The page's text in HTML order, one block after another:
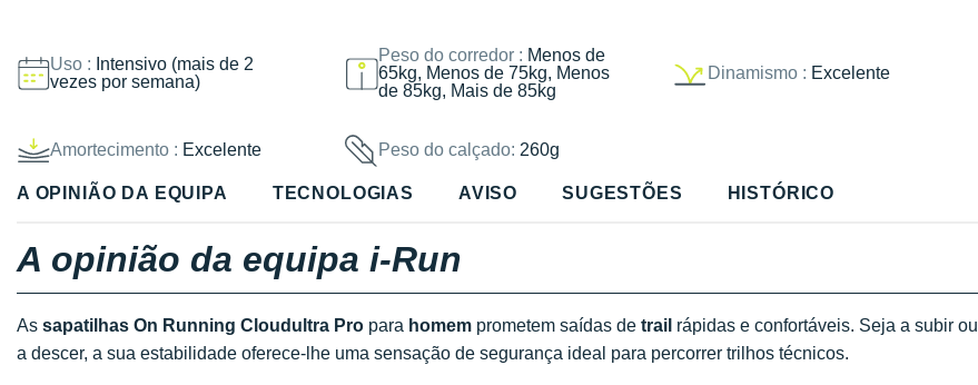
Uso : Intensivo (mais de 2
vezes por semana)
Peso do corredor : Menos de
65kg, Menos de 75kg, Menos
de 85kg, Mais de 85kg
Dinamismo : Excelente
Amortecimento : Excelente Peso do calçado: 260g
A OPINIÃO DA EQUIPA TECNOLOGIAS AVISO SUGESTÕES HISTÓRICO
A opinião da equipa i-Run
As sapatilhas On Running Cloudultra Pro para homem prometem saídas de trail rápidas e confortáveis. Seja a subir ou
a descer, a sua estabilidade oferece-lhe uma sensação de segurança ideal para percorrer trilhos técnicos.